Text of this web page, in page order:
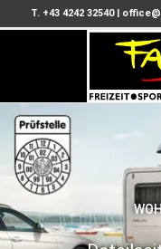
T. +43 4242 32540|